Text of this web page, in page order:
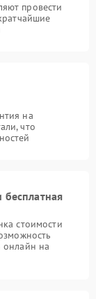
провести
на
что
стоимости
онлайн на